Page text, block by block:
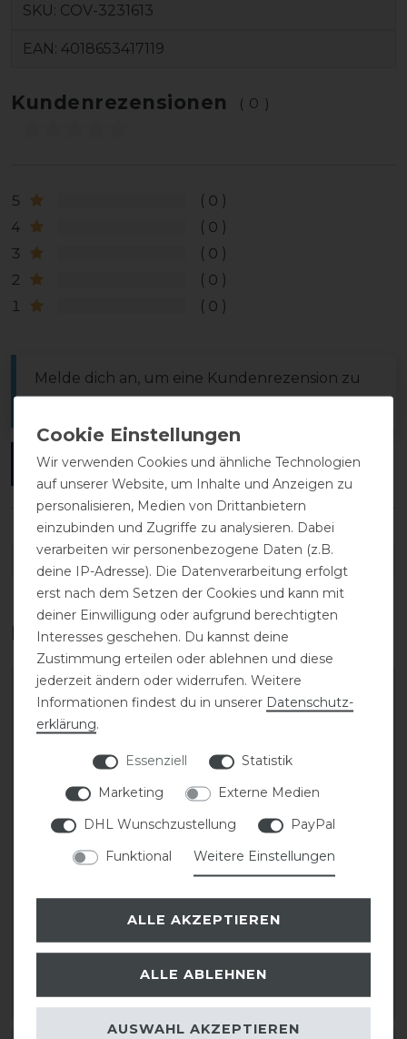
SKU: COV-3231613
EAN: 4018653417119
Kundenrezensionen (0)
5
0
4
0
3
0
2
0
1
0
Melde dich an, um eine Kundenrezension zu
ANMELDEN
DETAILS ZUR PRODUKTSICHERHEIT
Das perfekte Zubehör für dich
-20%
statt 29,99 €
ARTIKEL MERKEN
-20%
Covalliero Hoody
statt 69,99 €
55,99 € *
ARTIKEL MERKEN
Wir verwenden Cookies und ähnliche Technologien
auf unserer Website, um Inhalte und Anzeigen zu
personalisieren, Medien von Drittanbietern
einzubinden und Zugriffe zu analysieren. Dabei
verarbeiten wir personenbezogene Daten (z.B.
deine IP-Adresse). Die Datenverarbeitung erfolgt
erst nach dem Setzen der Cookies und kann mit
deiner Einwilligung oder aufgrund berechtigten
Interesses geschehen. Du kannst deine
Zustimmung erteilen oder ablehnen und diese
jederzeit ändern oder widerrufen. Weitere
Informationen findest du in unserer Daten­schutz­
erklärung.
Essenziell
Statistik
Marketing
Externe Medien
DHL Wunschzustellung
PayPal
Funktional
Weitere Einstellungen
ALLE AKZEPTIEREN
ALLE ABLEHNEN
AUSWAHL AKZEPTIEREN